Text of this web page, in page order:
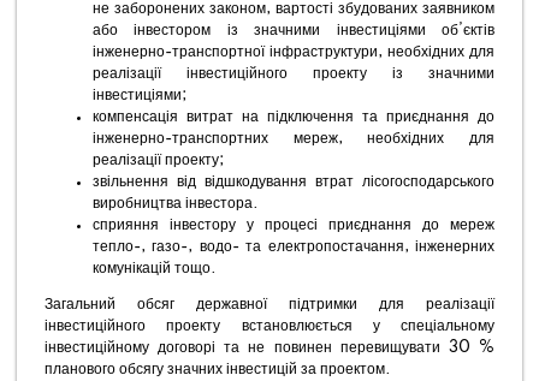
не заборонених законом, вартості збудованих заявником
або інвестором із значними інвестиціями об’єктів
інженерно-транспортної інфраструктури, необхідних для
реалізації інвестиційного проекту із значними
інвестиціями;
компенсація витрат на підключення та приєднання до
інженерно-транспортних мереж, необхідних для
реалізації проекту;
звільнення від відшкодування втрат лісогосподарського
виробництва інвестора.
сприяння інвестору у процесі приєднання до мереж
тепло-, газо-, водо- та електропостачання, інженерних
комунікацій тощо.
Загальний обсяг державної підтримки для реалізації
інвестиційного проекту встановлюється у спеціальному
інвестиційному договорі та не повинен перевищувати 30 %
планового обсягу значних інвестицій за проектом.